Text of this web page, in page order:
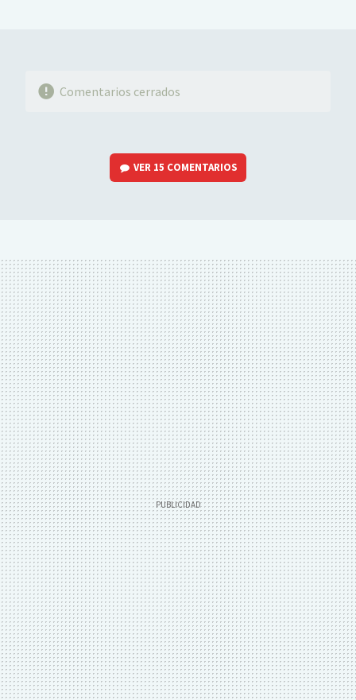
Comentarios cerrados
VER 15 COMENTARIOS